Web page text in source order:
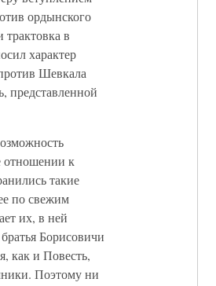
ордынского
в
характер
Шевкала
представленной
отношении к
такие
по свежим
их, в ней
Борисовичи
как и Повесть,
Поэтому ни